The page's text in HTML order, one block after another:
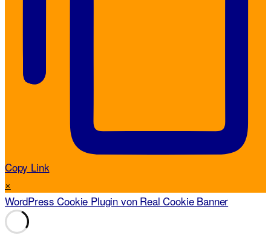
Copy Link
×
WordPress Cookie Plugin von Real Cookie Banner